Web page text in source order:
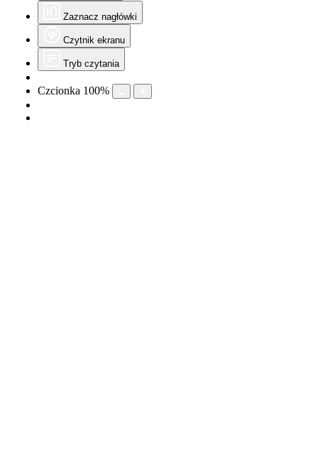
Zaznacz nagłówki
Czytnik ekranu
Tryb czytania
Czcionka 100%